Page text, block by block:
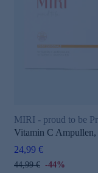
MIRI - proud to be
Vitamin C Ampullen,
24,99 €
44,99 € -44%